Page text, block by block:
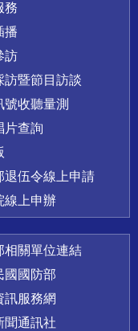
務
播
訪
訪暨節目訪談
號收聽量測
片查詢
退伍令線上申請
線上申辦
相關單位連結
國國防部
訊服務網
聞通訊社